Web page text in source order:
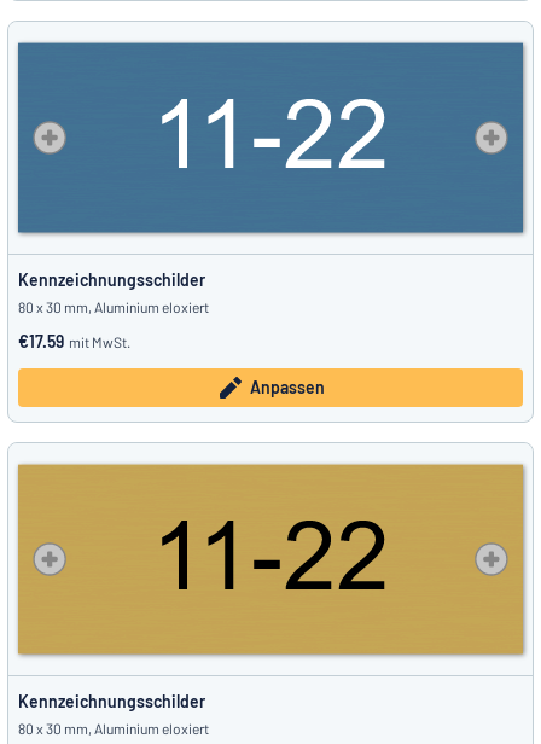
Kennzeichnungsschilder
80 x 30 mm, Aluminium eloxiert
€17.59 mit MwSt.
Anpassen
Kennzeichnungsschilder
80 x 30 mm, Aluminium eloxiert